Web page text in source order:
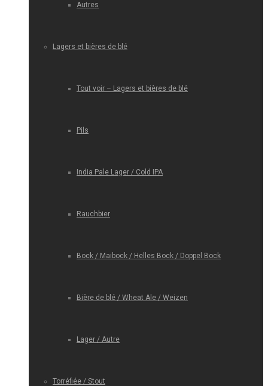
Autres
Lagers et bières de blé
Tout voir – Lagers et bières de blé
Pils
India Pale Lager / Cold IPA
Rauchbier
Bock / Maibock / Helles Bock / Doppel Bock
Bière de blé / Wheat Ale / Weizen
Lager / Autre
Torréfiée / Stout